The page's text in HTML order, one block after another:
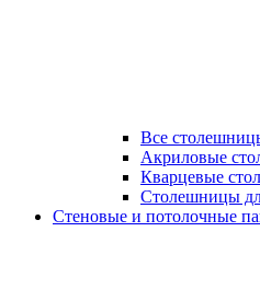
Все
Акриловые
Кварцевые
Столешницы
Стеновые и потолочные